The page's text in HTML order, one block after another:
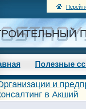
Полезные
и
в Акший